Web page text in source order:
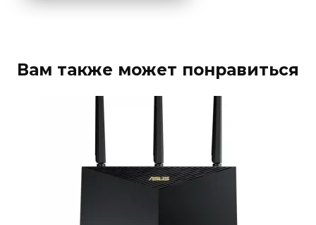
Вам также может понравиться